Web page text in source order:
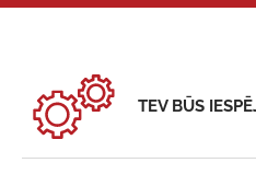
TEV BŪS